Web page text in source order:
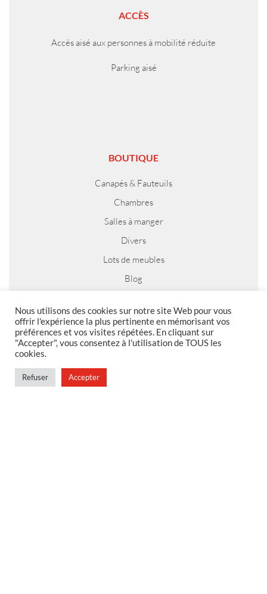
ACCÈS
Accès aisé aux personnes à mobilité réduite
Parking aisé
BOUTIQUE
Canapés & Fauteuils
Chambres
Salles à manger
Divers
Lots de meubles
Blog
MENTIONS LEGALES
Politique de confidentialité
Conditions générales de vente
Nous utilisons des cookies sur notre site Web pour vous
offrir l'expérience la plus pertinente en mémorisant vos
préférences et vos visites répétées. En cliquant sur
"Accepter", vous consentez à l'utilisation de TOUS les
cookies.
Refuser Accepter